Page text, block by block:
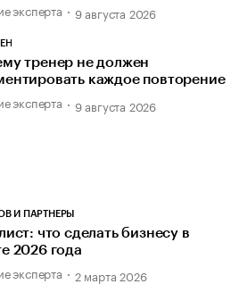
эксперта 9 августа 2026
тренер не должен
каждое повторение
эксперта 9 августа 2026
И ПАРТНЕРЫ
что сделать бизнесу в
2026 года
эксперта 2 марта 2026